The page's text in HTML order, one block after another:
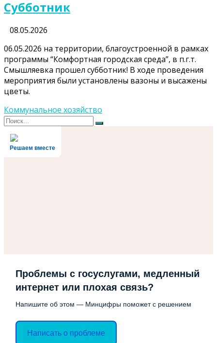
Субботник
08.05.2026
06.05.2026 на территории, благоустроенной в рамках
программы “Комфортная городская среда”, в п.г.т.
Смышляевка прошел субботник! В ходе проведения
мероприятия были установлены вазоны и высажены
цветы.
Коммунальное хозяйство
Поиск
Поиск
Решаем вместе
Проблемы с госуслугами, медленный
интернет или плохая связь?
Напишите об этом — Минцифры поможет с решением
Написать о проблеме